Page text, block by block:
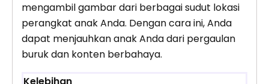
mengambil gambar dari berbagai sudut lokasi
perangkat anak Anda. Dengan cara ini, Anda
dapat menjauhkan anak Anda dari pergaulan
buruk dan konten berbahaya.